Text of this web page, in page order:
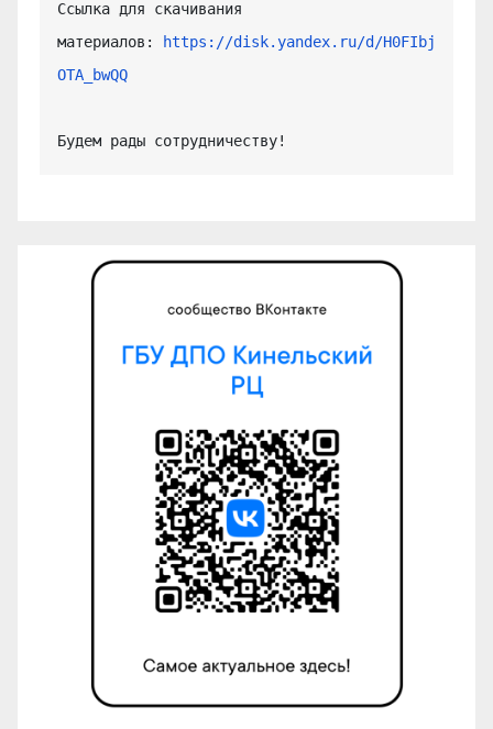
Ссылка для скачивания
материалов:
https://disk.yandex.ru/d/H0FIbj
OTA_bwQQ
Будем рады сотрудничеству!